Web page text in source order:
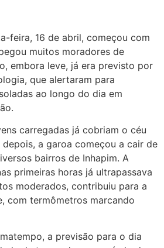
feira, 16 de abril, começou com
muitos moradores de
embora leve, já era previsto por
que alertaram para
ao longo do dia em
carregadas já cobriam o céu
a garoa começou a cair de
bairros de Inhapim. A
primeiras horas já ultrapassava
moderados, contribuiu para a
com termômetros marcando
a previsão para o dia